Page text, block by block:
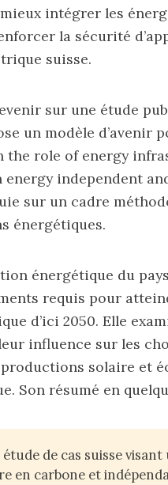
intégrer les
la sécurité
suisse.
sur une étude
un modèle d’avenir
the role of energy
independent
sur un cadre
énergétiques.
énergétique du
requis pour
d’ici 2050. Elle
influence sur les
solaire et
Son résumé en
de cas suisse
en carbone et